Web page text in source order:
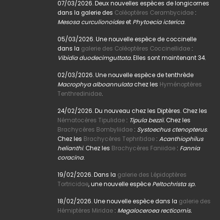
07/03/2026. Deux nouvelles espèces de longicornes
dans la galerie des Coléoptères Cerambycidae :
Mesosa curculionoideset Phytoecia icterica.
05/03/2026. Une nouvelle espèce de coccinelle
dans la galerie des Coléoptères Coccinellidae :
Vibidia duodecimguttata.Elles sont maintenant 34.
02/03/2026. Une nouvelle espèce de tenthrède
Macrophya alboannulatachez les Hyménoptères
Tenthredinidae.
24/02/2026. Du nouveau chez les Diptères. Chez les
Nématocères Tipulidae : Tipula bezzii. Chez les
Brachycères Bombyliidae : Systoechus ctenopterus.
Chez les Brachycères Tephritidae : Acanthiophilus
helianthi. Chez les Brachycères Faniidae : Fannia
coracina.
19/02/2026. Dans la galerie des Lépidoptères
Tortricidae, une nouvelle espèce Peltochrista sp.
18/02/2026. Une nouvelle espèce dans la galerie des
Hémiptères Miridae : Megaloceroea recticornis.